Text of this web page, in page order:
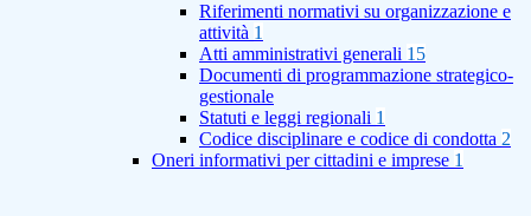
Riferimenti normativi su organizzazione e
attività 1
Atti amministrativi generali 15
Documenti di programmazione strategico-
gestionale
Statuti e leggi regionali 1
Codice disciplinare e codice di condotta 2
Oneri informativi per cittadini e imprese 1